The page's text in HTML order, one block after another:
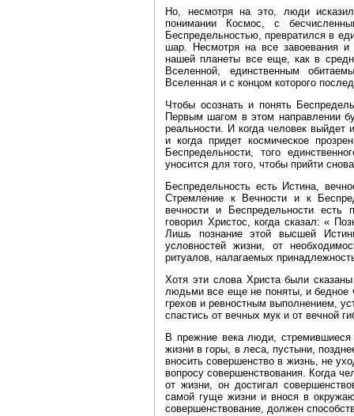
Но, несмотря на это, люди
понимании Космос, с
Беспредельностью, превратился в
шар. Несмотря на все завоевания и
нашей планеты все еще, как в
Вселенной, единственным
Вселенная и с концом которого
Чтобы осознать и понять
Первым шагом в этом направлении
реальности. И когда человек выйдет
и когда придет космическое
Беспредельности, того
уносится для того, чтобы прийти
Беспредельность есть Истина,
Стремление к Вечности и к
вечности и Беспредельности есть
говорил Христос, когда сказал: «
Лишь познание этой высшей
условностей жизни, от
ритуалов, налагаемых
Хотя эти слова Христа были
людьми все еще не поняты, и бедное
грехов и ревностным выполнением,
спастись от вечных мук и от вечной
В прежние века люди, стремившиеся
жизни в горы, в леса, пустыни,
вносить совершенство в жизнь, не
вопросу совершенствования. Когда
от жизни, он достигал
самой гуще жизни и внося в
совершенствование, должен